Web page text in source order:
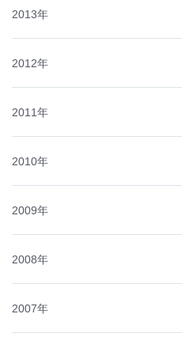
2013年
2012年
2011年
2010年
2009年
2008年
2007年